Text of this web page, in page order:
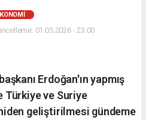
01.05.2026 - 23:00
Erdoğan'ın yapmış
Türkiye ve Suriye
geliştirilmesi gündeme